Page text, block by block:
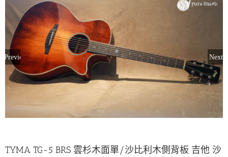
Previous Next
TYMA TG-5 BRS 雲杉木面單/沙比利木側背板 吉他 沙